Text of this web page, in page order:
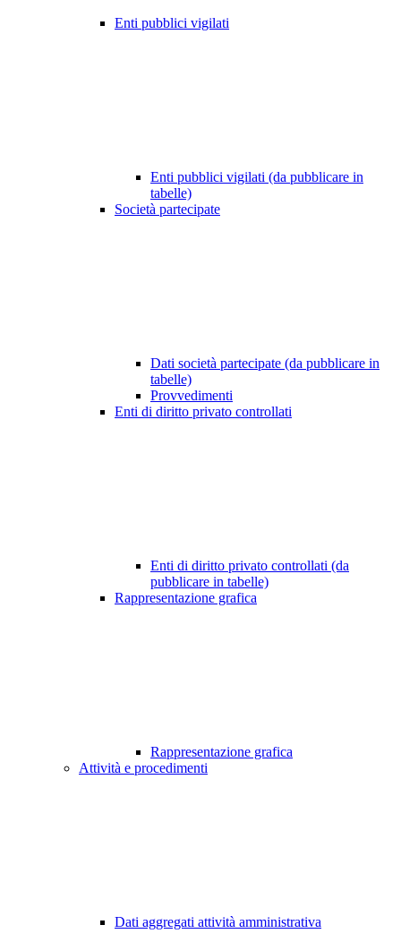
Enti pubblici vigilati
Enti pubblici vigilati (da pubblicare in
tabelle)
Società partecipate
Dati società partecipate (da pubblicare in
tabelle)
Provvedimenti
Enti di diritto privato controllati
Enti di diritto privato controllati (da
pubblicare in tabelle)
Rappresentazione grafica
Rappresentazione grafica
Attività e procedimenti
Dati aggregati attività amministrativa